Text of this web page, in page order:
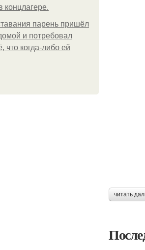
концлагере.
парень пришёл
и потребовал
что когда-либо ей
читать